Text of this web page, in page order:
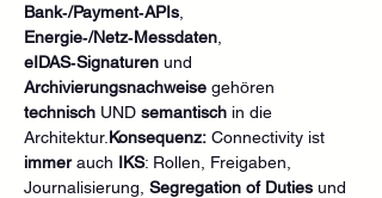
Bank‑/Payment‑APIs
Energie‑/Netz‑Messdaten
eIDAS‑Signaturen und
Archivierungsnachweise gehören
technisch UND semantisch in die
Architektur. Konsequenz: Connectivity ist
immer auch IKS: Rollen, Freigaben,
Journalisierung, Segregation of Duties und